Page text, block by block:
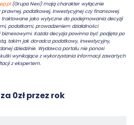
(Grupa Nexi) mają charakter wyłącznie
podatkowej, inwestycyjnej czy finansowej.
jako wytyczne do podejmowania decyzji
podatkami, prowadzeniem działalności
Każda decyzja powinna być podjęta po
takim jak doradca podatkowy, inwestycyjny,
dziedzinie. Wydawca portalu nie ponosi
wynikające z wykorzystania informacji zawartych
z ekspertem.
0zł przez rok